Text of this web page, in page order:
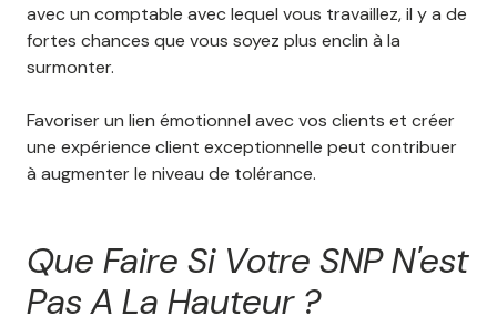
avec un comptable avec lequel vous travaillez, il y a de
fortes chances que vous soyez plus enclin à la
surmonter.
Favoriser un lien émotionnel avec vos clients et créer
une expérience client exceptionnelle peut contribuer
à augmenter le niveau de tolérance.
Que Faire Si Votre SNP N'est
Pas A La Hauteur ?